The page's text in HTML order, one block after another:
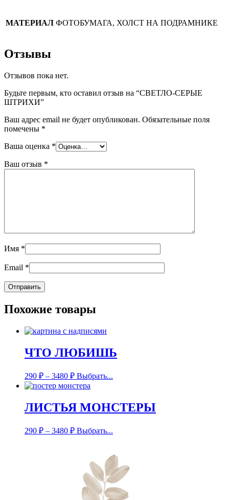
МАТЕРИАЛ ФОТОБУМАГА, ХОЛСТ НА ПОДРАМНИКЕ
Отзывы
Отзывов пока нет.
Будьте первым, кто оставил отзыв на “СВЕТЛО-СЕРЫЕ
ШТРИХИ”
Ваш адрес email не будет опубликован. Обязательные поля
помечены *
Ваша оценка *
Ваш отзыв *
Имя *
Email *
Похожие товары
ЧТО ЛЮБИШЬ
290 ₽ – 3480 ₽ Выбрать...
ЛИСТЬЯ МОНСТЕРЫ
290 ₽ – 3480 ₽ Выбрать...